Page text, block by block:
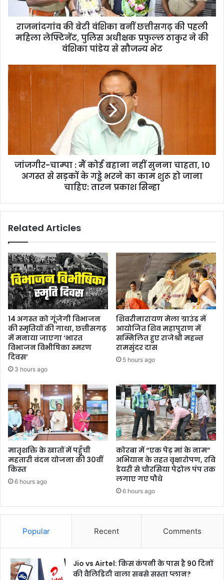
महिला
लेफ्टिनेंट,
पुलिस
ठाकुर
वंशिका
से
राजनांदगांव की बेटी वंशिका बनीं छत्तीसगढ़ की पहली
महिला लेफ्टिनेंट, पुलिस अधीक्षक प्रफुल्ल ठाकुर ने की
वंशिका पांडेय से सौजन्य भेट
जांजगीर-
मैं
बहाना
चाहता,
के
भरने
शुरू
हो
जाना
चाहिए:
तारन
प्रकाश
सिन्हा
जांजगीर-चाम्पा : मैं कोई बहाना नहीं सुनना चाहता, 10
अगस्त से सड़कों के गड्ढे भरने का काम शुरू हो जाना
चाहिए: तारन प्रकाश सिन्हा
Related Articles
14 अगस्त को गूंजेगी विभाजन
की स्मृतियों की गाथा, छत्तीसगढ़
में मनाया जाएगा ‘भारत
विभाजन विभीषिका स्मरण
दिवस’
3 hours ago
शिवरीनारायण मेला ग्राउंड में
आयोजित शिव महापुराण में
सम्मिलित हुए राजेश्री महन्त
रामसुंदर दास
5 hours ago
मातृशक्ति के खातों में पहुँची
महतारी वंदन योजना की 30वीं
किस्त
6 hours ago
कोरबा में “एक पेड़ मां के नाम”
अभियान के तहत वृक्षारोपण, रवि
डेयरी से चौरसिया पेट्रोल पंप तक
लगाए गए पौधे
6 hours ago
Popular Recent Comments
Jio vs Airtel: किस कंपनी के पास है 90 दिनों
की वैलिडिटी वाला सबसे सस्ता प्लान?